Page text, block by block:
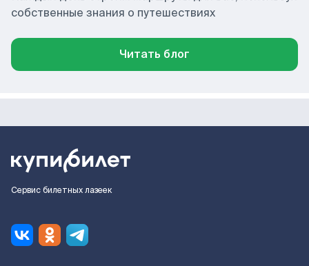
собственные знания о путешествиях
Читать блог
Сервис билетных лазеек